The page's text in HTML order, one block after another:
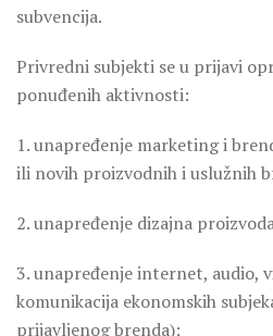
subvencija.
Privredni subjekti se u prijavi
ponuđenih aktivnosti:
1. unapređenje marketing i
ili novih proizvodnih i uslužnih
2. unapređenje dizajna
3. unapređenje internet, audio,
komunikacija ekonomskih
prijavljenog brenda);